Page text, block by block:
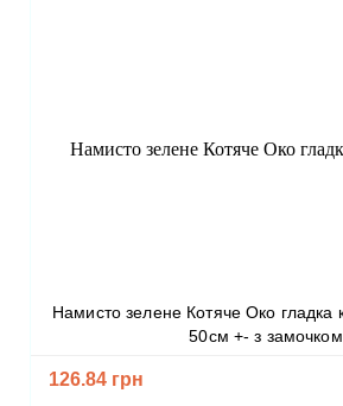
Намисто зелене Котяче Око гладка кулька d-9мм+- L-
50см +- з замочком
126.84 грн